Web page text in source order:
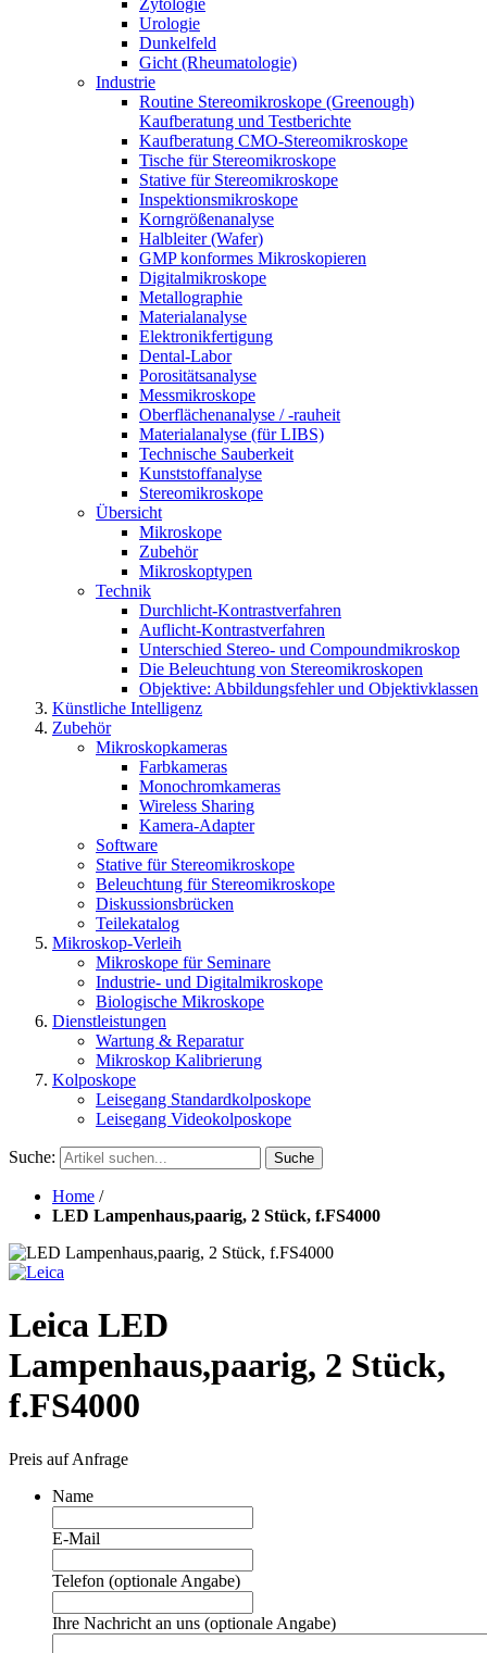
Zytologie
Urologie
Dunkelfeld
Gicht (Rheumatologie)
Industrie
Routine Stereomikroskope (Greenough)
Kaufberatung und Testberichte
Kaufberatung CMO-Stereomikroskope
Tische für Stereomikroskope
Stative für Stereomikroskope
Inspektionsmikroskope
Korngrößenanalyse
Halbleiter (Wafer)
GMP konformes Mikroskopieren
Digitalmikroskope
Metallographie
Materialanalyse
Elektronikfertigung
Dental-Labor
Porositätsanalyse
Messmikroskope
Oberflächenanalyse / -rauheit
Materialanalyse (für LIBS)
Technische Sauberkeit
Kunststoffanalyse
Stereomikroskope
Übersicht
Mikroskope
Zubehör
Mikroskoptypen
Technik
Durchlicht-Kontrastverfahren
Auflicht-Kontrastverfahren
Unterschied Stereo- und Compoundmikroskop
Die Beleuchtung von Stereomikroskopen
Objektive: Abbildungsfehler und Objektivklassen
Künstliche Intelligenz
Zubehör
Mikroskopkameras
Farbkameras
Monochromkameras
Wireless Sharing
Kamera-Adapter
Software
Stative für Stereomikroskope
Beleuchtung für Stereomikroskope
Diskussionsbrücken
Teilekatalog
Mikroskop-Verleih
Mikroskope für Seminare
Industrie- und Digitalmikroskope
Biologische Mikroskope
Dienstleistungen
Wartung & Reparatur
Mikroskop Kalibrierung
Kolposkope
Leisegang Standardkolposkope
Leisegang Videokolposkope
Suche: Suche
Home /
LED Lampenhaus,paarig, 2 Stück, f.FS4000
Leica LED
Lampenhaus,paarig, 2 Stück,
f.FS4000
Preis auf Anfrage
Name
E-Mail
Telefon (optionale Angabe)
Ihre Nachricht an uns (optionale Angabe)